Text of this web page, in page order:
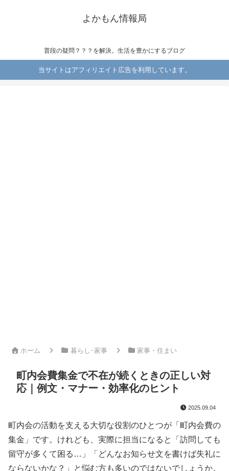
よかもん情報局
普段の疑問？？？を解決。生活を豊かにするブログ
当サイトはアフィリエイト広告を利用しています。
ホーム 暮らし･家事 家事・住まい
町内会費集金で不在が続くときの正しい対
応｜例文・マナー・効率化のヒント
2025.09.04
町内会の活動を支える大切な役割のひとつが「町内会費の
集金」です。けれども、実際に担当になると「訪問しても
留守が多くて困る…」「どんなお知らせ文を書けば失礼に
ならないかな？」と悩む方も多いのではないでしょうか。